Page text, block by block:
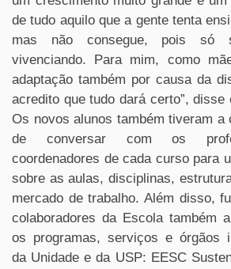
de tudo aquilo que a gente tenta
mas não consegue, pois só
vivenciando. Para mim, como
adaptação também por causa da
acredito que tudo dará certo”, disse
Os novos alunos também tiveram a
de conversar com os
coordenadores de cada curso para
sobre as aulas, disciplinas,
mercado de trabalho. Além disso,
colaboradores da Escola também
os programas, serviços e órgãos
da Unidade e da USP: EESC